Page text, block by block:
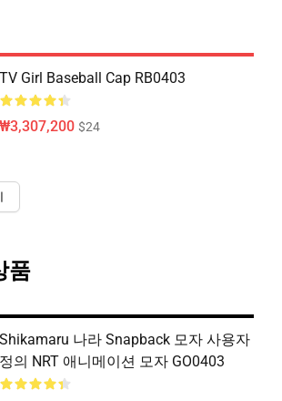
TV Girl Baseball Cap RB0403
₩3,307,200 $24
품
Shikamaru 나라 Snapback 모자 사용자
정의 NRT 애니메이션 모자 GO0403